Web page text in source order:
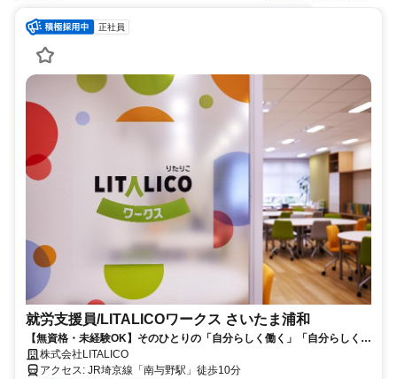
正社員
就労支援員/LITALICOワークス さいたま浦和
【無資格・未経験OK】そのひとりの「自分らしく働く」「自分らしく生
きる」をサポートする就労支援員
株式会社LITALICO
アクセス: JR埼京線「南与野駅」徒歩10分